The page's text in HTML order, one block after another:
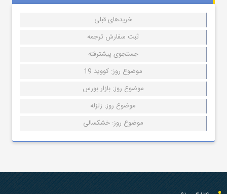
خریدهای قبلی
ثبت سفارش ترجمه
جستجوی پیشترفته
موضوع روز: کووید 19
موضوع روز: بازار بورس
موضوع روز: زلزله
موضوع روز: خشکسالی